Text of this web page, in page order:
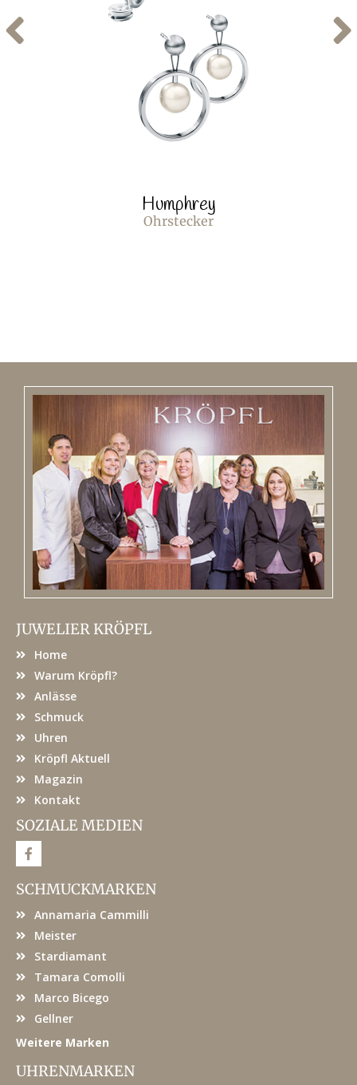
Humphrey
Ohrstecker
JUWELIER KRÖPFL
Home
Warum Kröpfl?
Anlässe
Schmuck
Uhren
Kröpfl Aktuell
Magazin
Kontakt
SOZIALE MEDIEN
F
a
e
b
o
SCHMUCKMARKEN
Annamaria Cammilli
Meister
Stardiamant
Tamara Comolli
Marco Bicego
Gellner
Weitere Marken
UHRENMARKEN